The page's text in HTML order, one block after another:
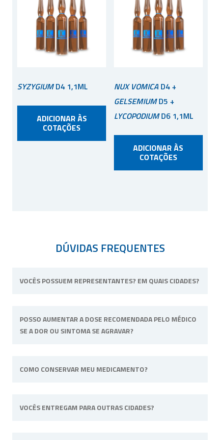
SYZYGIUMD4 1,1ML
ADICIONAR ÀS
COTAÇÕES
NUX VOMICAD4 +
GELSEMIUMD5 +
LYCOPODIUMD6 1,1ML
ADICIONAR ÀS
COTAÇÕES
DÚVIDAS FREQUENTES
VOCÊS POSSUEM REPRESENTANTES? EM QUAIS CIDADES?
unidade física fica situada em Ribeirão Preto,
interior de São Paulo.
POSSO AUMENTAR A DOSE RECOMENDADA PELO MÉDICO
SE A DOR OU SINTOMA SE AGRAVAR?
acompanha para alterar a dose ou posologia
COMO CONSERVAR MEU MEDICAMENTO?
a fórmula tiver uma necessidade específica irá
VOCÊS ENTREGAM PARA OUTRAS CIDADES?